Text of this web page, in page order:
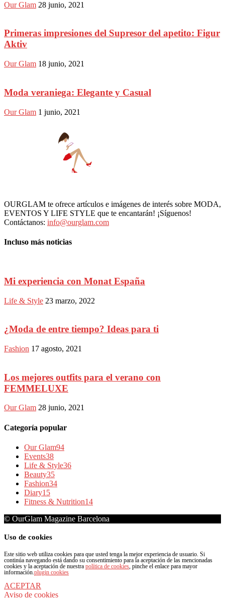
Our Glam 28 junio, 2021
Primeras impresiones del Supresor del apetito: Figur
Aktiv
Our Glam 18 junio, 2021
Moda veraniega: Elegante y Casual
Our Glam 1 junio, 2021
OURGLAM te ofrece artículos e imágenes de interés sobre MODA,
EVENTOS Y LIFE STYLE que te encantarán! ¡Síguenos!
Contáctanos: info@ourglam.com
Incluso más noticias
Mi experiencia con Monat España
Life & Style 23 marzo, 2022
¿Moda de entre tiempo? Ideas para ti
Fashion 17 agosto, 2021
Los mejores outfits para el verano con
FEMMELUXE
Our Glam 28 junio, 2021
Categoría popular
Our Glam94
Events38
Life & Style36
Beauty35
Fashion34
Diary15
Fitness & Nutrition14
© OurGlam Magazine Barcelona
Uso de cookies
Este sitio web utiliza cookies para que usted tenga la mejor experiencia de usuario. Si
continúa navegando está dando su consentimiento para la aceptación de las mencionadas
cookies y la aceptación de nuestra política de cookies, pinche el enlace para mayor
información.plugin cookies
ACEPTAR
Aviso de cookies